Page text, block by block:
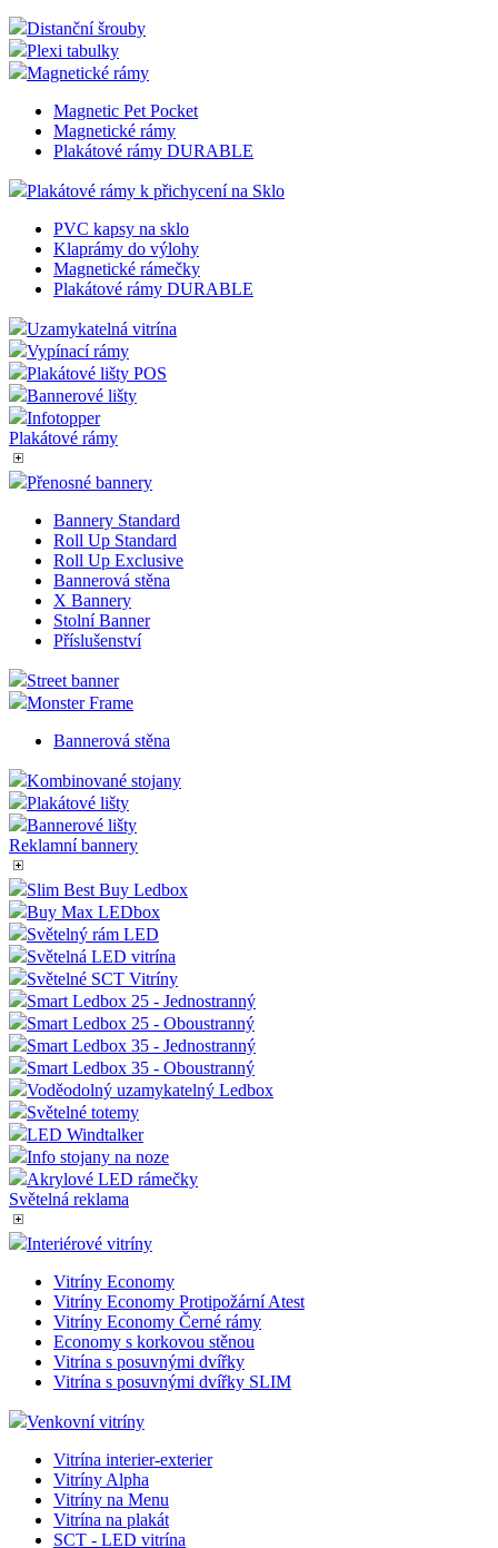
Distanční šrouby
Plexi tabulky
Magnetické rámy
Magnetic Pet Pocket
Magnetické rámy
Plakátové rámy DURABLE
Plakátové rámy k přichycení na Sklo
PVC kapsy na sklo
Klaprámy do výlohy
Magnetické rámečky
Plakátové rámy DURABLE
Uzamykatelná vitrína
Vypínací rámy
Plakátové lišty POS
Bannerové lišty
Infotopper
Plakátové rámy
Přenosné bannery
Bannery Standard
Roll Up Standard
Roll Up Exclusive
Bannerová stěna
X Bannery
Stolní Banner
Příslušenství
Street banner
Monster Frame
Bannerová stěna
Kombinované stojany
Plakátové lišty
Bannerové lišty
Reklamní bannery
Slim Best Buy Ledbox
Buy Max LEDbox
Světelný rám LED
Světelná LED vitrína
Světelné SCT Vitríny
Smart Ledbox 25 - Jednostranný
Smart Ledbox 25 - Oboustranný
Smart Ledbox 35 - Jednostranný
Smart Ledbox 35 - Oboustranný
Voděodolný uzamykatelný Ledbox
Světelné totemy
LED Windtalker
Info stojany na noze
Akrylové LED rámečky
Světelná reklama
Interiérové vitríny
Vitríny Economy
Vitríny Economy Protipožární Atest
Vitríny Economy Černé rámy
Economy s korkovou stěnou
Vitrína s posuvnými dvířky
Vitrína s posuvnými dvířky SLIM
Venkovní vitríny
Vitrína interier-exterier
Vitríny Alpha
Vitríny na Menu
Vitrína na plakát
SCT - LED vitrína